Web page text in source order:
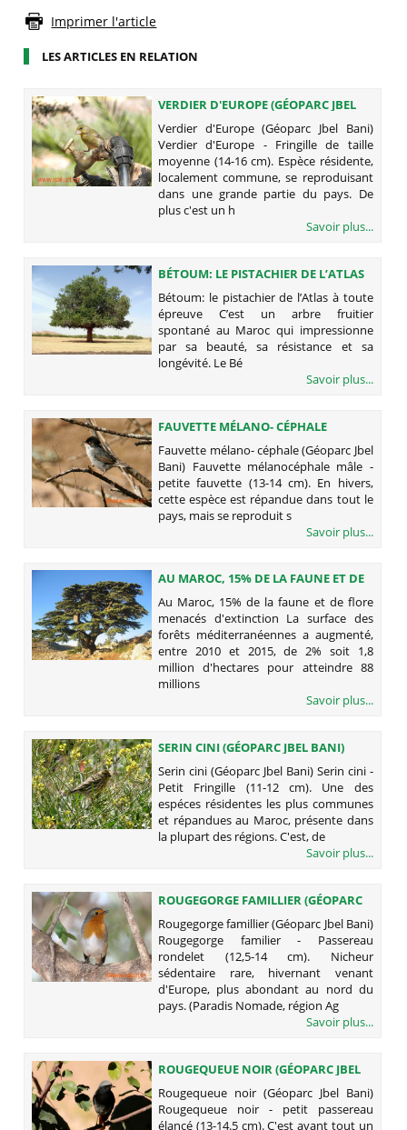
Imprimer l'article
LES ARTICLES EN RELATION
VERDIER D'EUROPE (GÉOPARC JBEL
BANI)
Verdier d'Europe (Géoparc Jbel Bani)
Verdier d'Europe - Fringille de taille
moyenne (14-16 cm). Espèce résidente,
localement commune, se reproduisant
dans une grande partie du pays. De
plus c'est un h
Savoir plus...
BÉTOUM: LE PISTACHIER DE L’ATLAS
À TOUTE ÉPREUVE
Bétoum: le pistachier de l’Atlas à toute
épreuve C’est un arbre fruitier
spontané au Maroc qui impressionne
par sa beauté, sa résistance et sa
longévité. Le Bé
Savoir plus...
FAUVETTE MÉLANO- CÉPHALE
(GÉOPARC JBEL BANI)
Fauvette mélano- céphale (Géoparc Jbel
Bani) Fauvette mélanocéphale mâle -
petite fauvette (13-14 cm). En hivers,
cette espèce est répandue dans tout le
pays, mais se reproduit s
Savoir plus...
AU MAROC, 15% DE LA FAUNE ET DE
FLORE MENACÉS D'EXTINCTION
Au Maroc, 15% de la faune et de flore
menacés d'extinction La surface des
forêts méditerranéennes a augmenté,
entre 2010 et 2015, de 2% soit 1,8
million d'hectares pour atteindre 88
millions
Savoir plus...
SERIN CINI (GÉOPARC JBEL BANI)
Serin cini (Géoparc Jbel Bani) Serin cini -
Petit Fringille (11-12 cm). Une des
espéces résidentes les plus communes
et répandues au Maroc, présente dans
la plupart des régions. C'est, de
Savoir plus...
ROUGEGORGE FAMILLIER (GÉOPARC
JBEL BANI)
Rougegorge famillier (Géoparc Jbel Bani)
Rougegorge familier - Passereau
rondelet (12,5-14 cm). Nicheur
sédentaire rare, hivernant venant
d'Europe, plus abondant au nord du
pays. (Paradis Nomade, région Ag
Savoir plus...
ROUGEQUEUE NOIR (GÉOPARC JBEL
BANI)
Rougequeue noir (Géoparc Jbel Bani)
Rougequeue noir - petit passereau
élancé (13-14.5 cm). C'est avant tout un